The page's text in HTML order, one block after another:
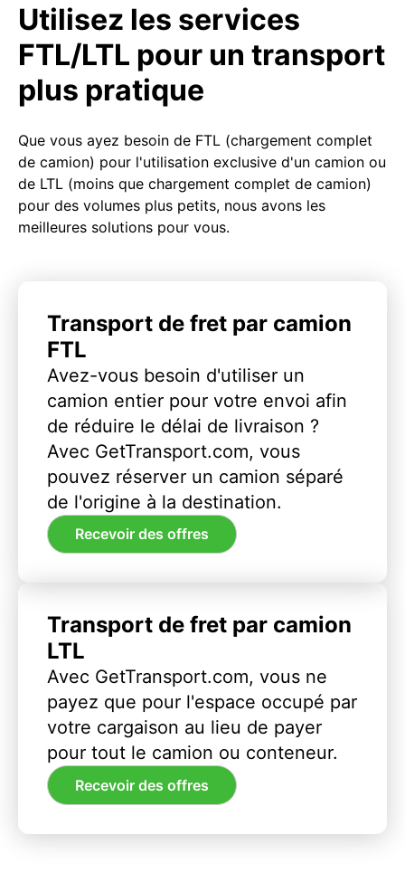
Utilisez les services
FTL/LTL pour un transport
plus pratique
Que vous ayez besoin de FTL (chargement complet
de camion) pour l'utilisation exclusive d'un camion ou
de LTL (moins que chargement complet de camion)
pour des volumes plus petits, nous avons les
meilleures solutions pour vous.
Transport de fret par camion
FTL
Avez-vous besoin d'utiliser un
camion entier pour votre envoi afin
de réduire le délai de livraison ?
Avec GetTransport.com, vous
pouvez réserver un camion séparé
de l'origine à la destination.
Recevoir des offres
Transport de fret par camion
LTL
Avec GetTransport.com, vous ne
payez que pour l'espace occupé par
votre cargaison au lieu de payer
pour tout le camion ou conteneur.
Recevoir des offres